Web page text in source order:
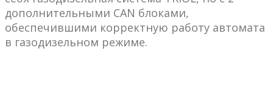
дополнительными CAN блоками,
обеспечившими корректную работу автомата
в газодизельном режиме.